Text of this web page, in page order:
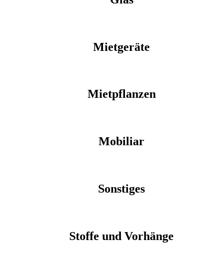
Mietgeräte
Mietpflanzen
Mobiliar
Sonstiges
Stoffe und Vorhänge